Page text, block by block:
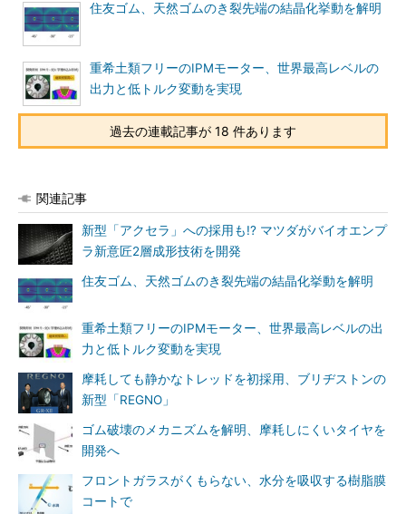
住友ゴム、天然ゴムのき裂先端の結晶化挙動を解明
重希土類フリーのIPMモーター、世界最高レベルの
出力と低トルク変動を実現
過去の連載記事が 18 件あります
関連記事
新型「アクセラ」への採用も!? マツダがバイオエンプ
ラ新意匠2層成形技術を開発
住友ゴム、天然ゴムのき裂先端の結晶化挙動を解明
重希土類フリーのIPMモーター、世界最高レベルの出
力と低トルク変動を実現
摩耗しても静かなトレッドを初採用、ブリヂストンの
新型「REGNO」
ゴム破壊のメカニズムを解明、摩耗しにくいタイヤを
開発へ
フロントガラスがくもらない、水分を吸収する樹脂膜
コートで